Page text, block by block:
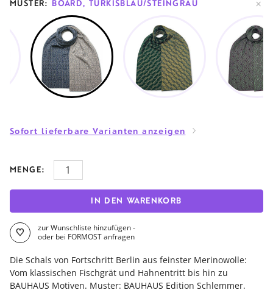
MUSTER: BOARD, TÜRKISBLAU/STEINGRAU
Sofort lieferbare Varianten anzeigen
MENGE:
IN DEN WARENKORB
zur Wunschliste hinzufügen -
oder bei FORMOST anfragen
Die Schals von Fortschritt Berlin aus feinster Merinowolle:
Vom klassischen Fischgrät und Hahnentritt bis hin zu
BAUHAUS Motiven. Muster: BAUHAUS Edition Schlemmer.